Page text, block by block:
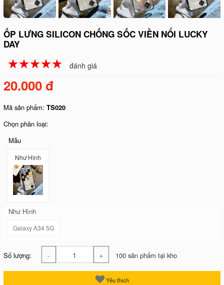
ỐP LƯNG SILICON CHỐNG SỐC VIỀN NỔI LUCKY
DAY
☆☆☆☆☆
★★★★★ đánh giá
20.000 đ
Mã sản phẩm:TS020
Chọn phân loại:
Mẫu
Như Hình
Như Hình
Galaxy A34 5G
Số lượng: - + 100 sản phẩm tại kho
Yêu thích